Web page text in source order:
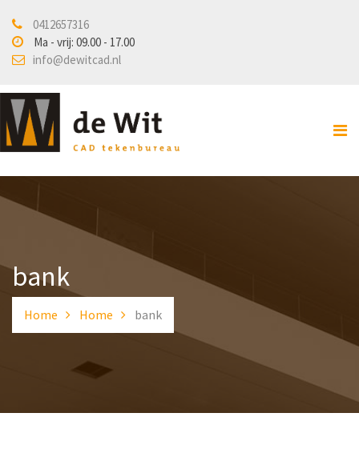
Home
Over ons
Diensten
Veiligheidstekenwerk
Bouwkundige en
Design en Engineering
3D scannen / printen
Contact
0412657316
Ma - vrij: 09.00 - 17.00
info@dewitcad.nl
bank
Home Home bank